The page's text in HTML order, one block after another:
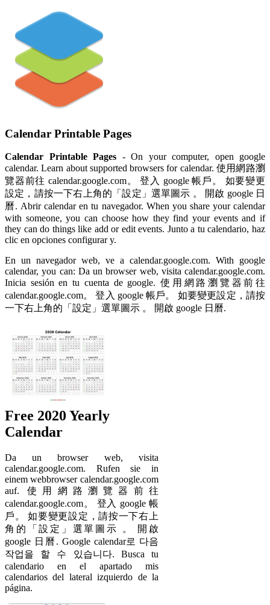
Calendar Printable Pages
Calendar Printable Pages - On your computer, open google
calendar. Learn about supported browsers for calendar. 使用網路瀏
覽器前往 calendar.google.com。 登入 google 帳戶。 如要變更
設定，請按一下右上角的「設定」選單圖示 。 開啟 google 日
曆. Abrir calendar en tu navegador. When you share your calendar
with someone, you can choose how they find your events and if
they can do things like add or edit events. Junto a tu calendario, haz
clic en opciones configurar y.
En un navegador web, ve a calendar.google.com. With google
calendar, you can: Da un browser web, visita calendar.google.com.
Inicia sesión en tu cuenta de google. 使用網路瀏覽器前往
calendar.google.com。 登入 google 帳戶。 如要變更設定，請按
一下右上角的「設定」選單圖示 。 開啟 google 日曆.
Free 2020 Yearly
Calendar
Da un browser web, visita
calendar.google.com. Rufen sie in
einem webbrowser calendar.google.com
auf. 使用網路瀏覽器前往
calendar.google.com。 登入 google 帳
戶。 如要變更設定，請按一下右上
角的「設定」選單圖示 。 開啟
google 日曆. Google calendar로 다음
작업을 할 수 있습니다. Busca tu
calendario en el apartado mis
calendarios del lateral izquierdo de la
página.